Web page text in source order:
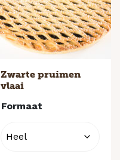
Zwarte pruimen
vlaai
Formaat